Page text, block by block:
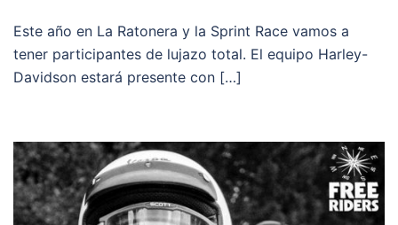
Este año en La Ratonera y la Sprint Race vamos a
tener participantes de lujazo total. El equipo Harley-
Davidson estará presente con […]